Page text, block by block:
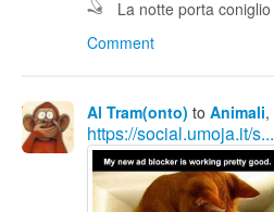
La notte porta coniglio
Comment
Al Tram(onto) to Animali,
https://social.umoja.it/s...